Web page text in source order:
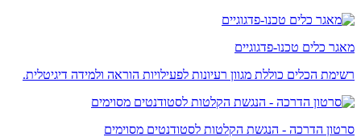
מאגר כלים טכנו-פדגוגיים
רשימת הכלים כוללת מגוון רעיונות לפעילויות הוראה ולמידה דיגיטלית.
סרטון הדרכה - הנגשת הקלטות לסטודנטים מסוימים